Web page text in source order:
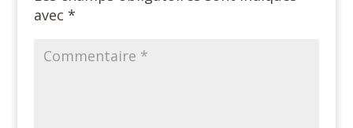
avec *